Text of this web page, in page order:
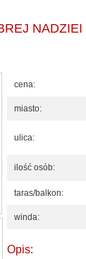
cena:
miasto:
ulica:
ilość osób:
taras/balkon:
winda:
Opis: